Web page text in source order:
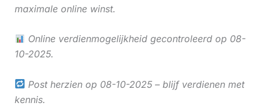
maximale online winst.
Online verdienmogelijkheid gecontroleerd op 08-
10-2025.
Post herzien op 08-10-2025 – blijf verdienen met
kennis.